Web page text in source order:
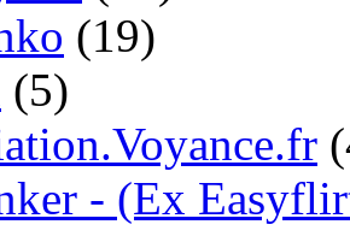
(19)
(5)
- (Ex